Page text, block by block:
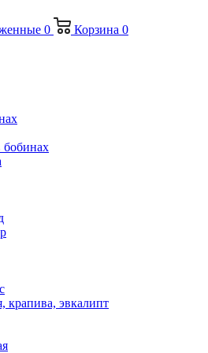
0 Корзина 0
крапива, эвкалипт